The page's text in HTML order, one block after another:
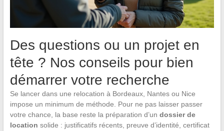
Des questions ou un projet en
tête ? Nos conseils pour bien
démarrer votre recherche
Se lancer dans une relocation à Bordeaux, Nantes ou Nice
impose un minimum de méthode. Pour ne pas laisser passer
votre chance, la base reste la préparation d’un dossier de
location solide : justificatifs récents, preuve d’identité, certificat